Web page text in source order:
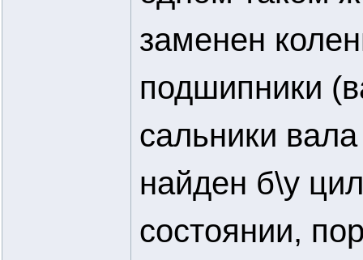
заменен
подшипники
сальники
найден б\у
состоянии,